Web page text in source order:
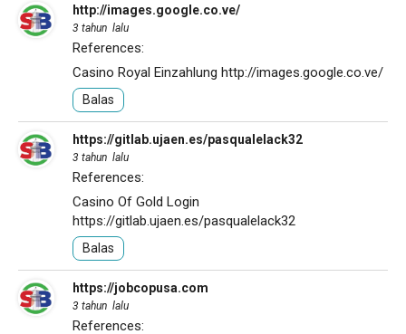
http://images.google.co.ve/
3 tahun lalu
References:
Casino Royal Einzahlung http://images.google.co.ve/
Balas
https://gitlab.ujaen.es/pasqualelack32
3 tahun lalu
References:
Casino Of Gold Login
https://gitlab.ujaen.es/pasqualelack32
Balas
https://jobcopusa.com
3 tahun lalu
References: